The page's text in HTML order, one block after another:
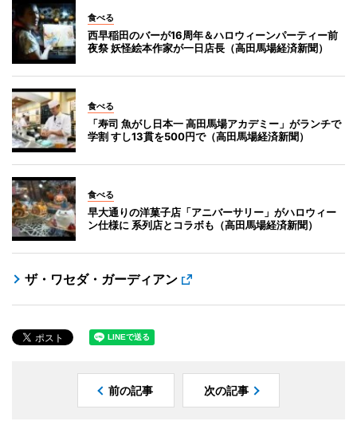
食べる
西早稲田のバーが16周年＆ハロウィーンパーティー前
夜祭 妖怪絵本作家が一日店長（高田馬場経済新聞）
食べる
「寿司 魚がし日本一 高田馬場アカデミー」がランチで
学割 すし13貫を500円で（高田馬場経済新聞）
食べる
早大通りの洋菓子店「アニバーサリー」がハロウィー
ン仕様に 系列店とコラボも（高田馬場経済新聞）
ザ・ワセダ・ガーディアン
前の記事 次の記事